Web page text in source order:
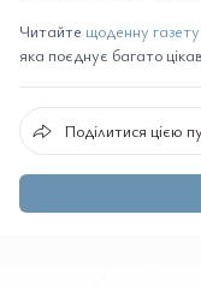
Читайте щоденну газету
яка поєднує багато
Поділитися цією